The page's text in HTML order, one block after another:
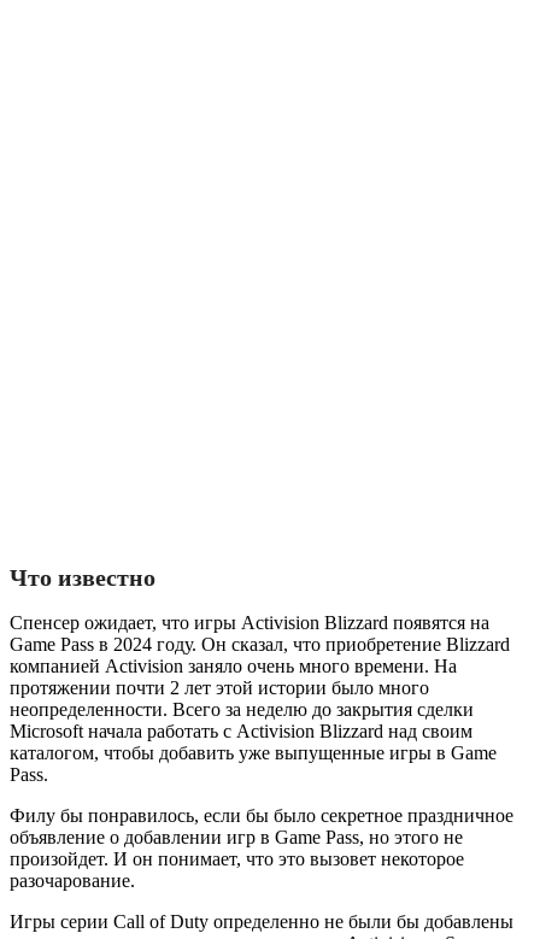
Что известно
Спенсер ожидает, что игры Activision Blizzard появятся на
Game Pass в 2024 году. Он сказал, что приобретение Blizzard
компанией Activision заняло очень много времени. На
протяжении почти 2 лет этой истории было много
неопределенности. Всего за неделю до закрытия сделки
Microsoft начала работать с Activision Blizzard над своим
каталогом, чтобы добавить уже выпущенные игры в Game
Pass.
Филу бы понравилось, если бы было секретное праздничное
объявление о добавлении игр в Game Pass, но этого не
произойдет. И он понимает, что это вызовет некоторое
разочарование.
Игры серии Call of Duty определенно не были бы добавлены